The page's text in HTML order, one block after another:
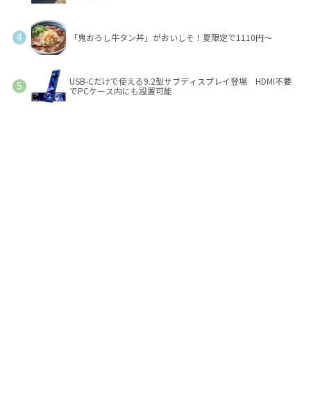
「鬼おろし牛タン丼」がおいしそ！夏限定で1110円～
USB-Cだけで使える9.2型サブディスプレイ登場 HDMI不要
でPCケース内にも設置可能